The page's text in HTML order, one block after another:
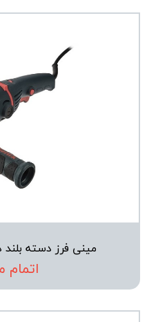
مینی فرز دسته بلند دیمردار